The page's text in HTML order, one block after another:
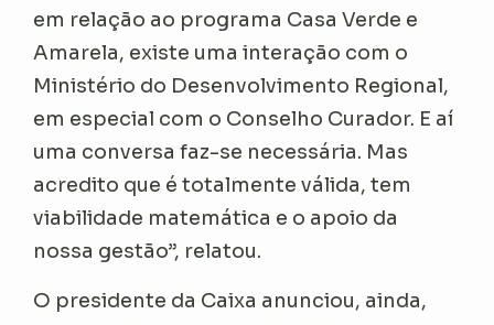
em relação ao programa Casa Verde e
Amarela, existe uma interação com o
Ministério do Desenvolvimento Regional,
em especial com o Conselho Curador. E aí
uma conversa faz-se necessária. Mas
acredito que é totalmente válida, tem
viabilidade matemática e o apoio da
nossa gestão”, relatou.
O presidente da Caixa anunciou, ainda,